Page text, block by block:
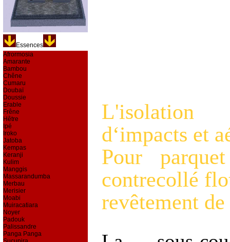
Essences
Afrormosia
Amarante
Bambou
Chêne
Cumaru
Doubaï
Doussie
Erable
Frêne
Hêtre
Ipé
Iroko
Jatoba
Kempas
Keranji
Kulim
Manggis
Massarandumba
Merbau
Merisier
Moabi
Muiracatiara
Noyer
Padouk
Palissandre
Panga Panga
d‘impacts et
Pour
contrecollé
revêtement